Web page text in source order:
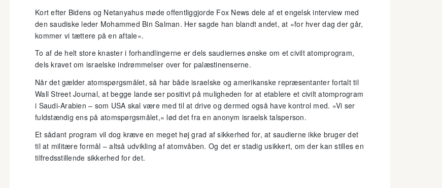
Kort efter Bidens og Netanyahus møde offentliggjorde Fox News dele af et engelsk interview med
den saudiske leder Mohammed Bin Salman. Her sagde han blandt andet, at »for hver dag der går,
kommer vi tættere på en aftale«.
To af de helt store knaster i forhandlingerne er dels saudiernes ønske om et civilt atomprogram,
dels kravet om israelske indrømmelser over for palæstinenserne.
Når det gælder atomspørgsmålet, så har både israelske og amerikanske repræsentanter fortalt til
Wall Street Journal, at begge lande ser positivt på muligheden for at etablere et civilt atomprogram
i Saudi-Arabien – som USA skal være med til at drive og dermed også have kontrol med. »Vi ser
fuldstændig ens på atomspørgsmålet,« lød det fra en anonym israelsk talsperson.
Et sådant program vil dog kræve en meget høj grad af sikkerhed for, at saudierne ikke bruger det
til at militære formål – altså udvikling af atomvåben. Og det er stadig usikkert, om der kan stilles en
tilfredsstillende sikkerhed for det.